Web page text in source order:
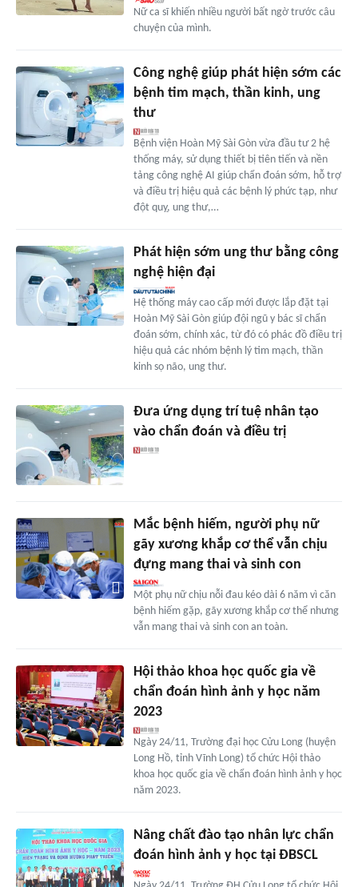
Nữ ca sĩ khiến nhiều người bất ngờ trước câu
chuyện của mình.
Công nghệ giúp phát hiện sớm các
bệnh tim mạch, thần kinh, ung
thư
Bệnh viện Hoàn Mỹ Sài Gòn vừa đầu tư 2 hệ
thống máy, sử dụng thiết bị tiên tiến và nền
tảng công nghệ AI giúp chẩn đoán sớm, hỗ trợ
và điều trị hiệu quả các bệnh lý phức tạp, như
đột quỵ, ung thư,…
Phát hiện sớm ung thư bằng công
nghệ hiện đại
Hệ thống máy cao cấp mới được lắp đặt tại
Hoàn Mỹ Sài Gòn giúp đội ngũ y bác sĩ chẩn
đoán sớm, chính xác, từ đó có phác đồ điều trị
hiệu quả các nhóm bệnh lý tim mạch, thần
kinh sọ não, ung thư.
Đưa ứng dụng trí tuệ nhân tạo
vào chẩn đoán và điều trị
Mắc bệnh hiếm, người phụ nữ
gãy xương khắp cơ thể vẫn chịu
đựng mang thai và sinh con
Một phụ nữ chịu nỗi đau kéo dài 6 năm vì căn
bệnh hiếm gặp, gãy xương khắp cơ thể nhưng
vẫn mang thai và sinh con an toàn.
Hội thảo khoa học quốc gia về
chẩn đoán hình ảnh y học năm
2023
Ngày 24/11, Trường đại học Cửu Long (huyện
Long Hồ, tỉnh Vĩnh Long) tổ chức Hội thảo
khoa học quốc gia về chẩn đoán hình ảnh y học
năm 2023.
Nâng chất đào tạo nhân lực chẩn
đoán hình ảnh y học tại ĐBSCL